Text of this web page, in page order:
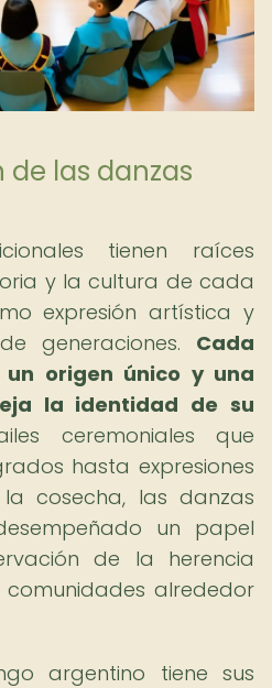
de las danzas
tienen raíces
y la cultura de cada
expresión artística y
generaciones. Cada
origen único y una
la identidad de su
ceremoniales que
hasta expresiones
cosecha, las danzas
un papel
de la herencia
alrededor
argentino tiene sus